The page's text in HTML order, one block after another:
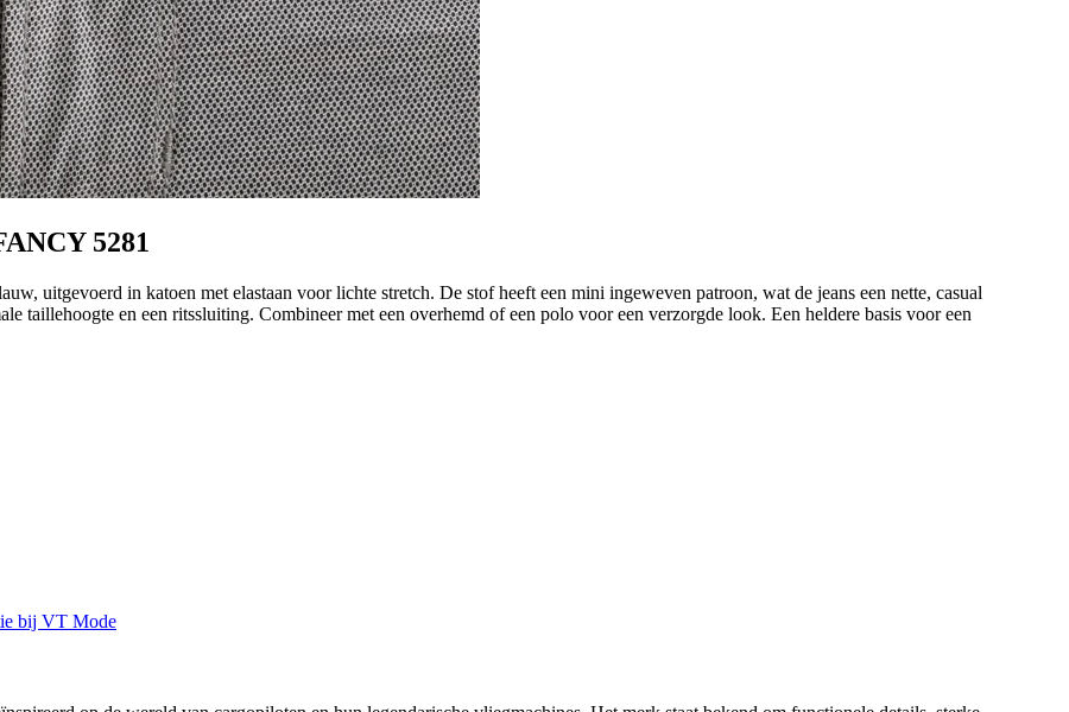
5281
uitgevoerd in katoen met elastaan voor lichte stretch. De stof heeft een mini ingeweven patroon, wat de jeans een nette, casual
taillehoogte en een ritssluiting. Combineer met een overhemd of een polo voor een verzorgde look. Een heldere basis voor een